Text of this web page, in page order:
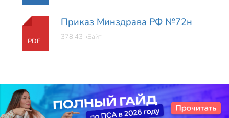
PDF
Приказ Минздрава РФ №72н
378.43 кБайт